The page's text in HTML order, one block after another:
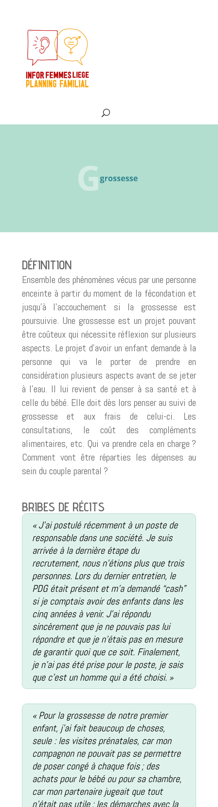
DÉFINITION
Ensemble des phénomènes vécus par une personne
enceinte à partir du moment de la fécondation et
jusqu’à l’accouchement si la grossesse est
poursuivie. Une grossesse est un projet pouvant
être coûteux qui nécessite réflexion sur plusieurs
aspects. Le projet d’avoir un enfant demande à la
personne qui va le porter de prendre en
considération plusieurs aspects avant de se jeter
à l’eau. Il lui revient de penser à sa santé et à
celle du bébé. Elle doit dès lors penser au suivi de
grossesse et aux frais de celui-ci. Les
consultations, le coût des compléments
alimentaires, etc. Qui va prendre cela en charge ?
Comment vont être réparties les dépenses au
sein du couple parental ?
BRIBES DE RÉCITS
« J’ai postulé récemment à un poste de
responsable dans une société. Je suis
arrivée à la dernière étape du
recrutement, nous n’étions plus que trois
personnes. Lors du dernier entretien, le
PDG était présent et m’a demandé “cash”
si je comptais avoir des enfants dans les
cinq années à venir. J’ai répondu
sincèrement que je ne pouvais pas lui
répondre et que je n’étais pas en mesure
de garantir quoi que ce soit. Finalement,
je n’ai pas été prise pour le poste, je sais
que c’est un homme qui a été choisi. »
« Pour la grossesse de notre premier
enfant, j’ai fait beaucoup de choses,
seule : les visites prénatales, car mon
compagnon ne pouvait pas se permettre
de poser congé à chaque fois ; des
achats pour le bébé ou pour sa chambre,
car mon partenaire jugeait que tout
n’était pas utile ; les démarches avec la